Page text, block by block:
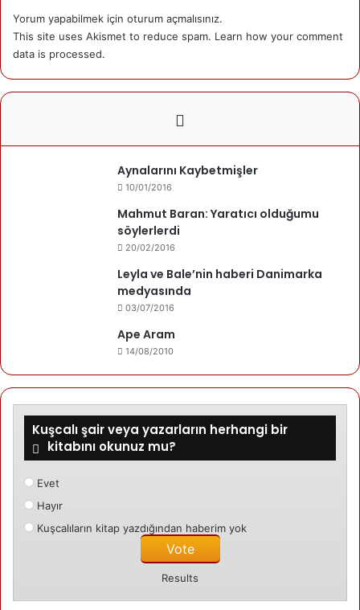
açıklamada, yerel dillerin kaybolmasını önleyebilmek için
bu konuda uzmanlaşmış delegelerin New York’taki BM
Kusca.com
19/11/2025
Kuşcalıların Seçim Başarısı
Yorum yapabilmek için oturum açmalısınız.
This site uses Akismet to reduce spam. Learn how your comment
data is processed.
Aynalarını Kaybetmişler
10/01/2016
Mahmut Baran: Yaratıcı olduğumu
söylerlerdi
20/02/2016
Leyla ve Bale’nin haberi Danimarka
medyasında
03/07/2016
Ape Aram
14/08/2010
Kuşcalı şair veya yazarların herhangi bir
kitabını okunuz mu?
Evet
Hayır
Kuşcalıların kitap yazdığından haberim yok
Results